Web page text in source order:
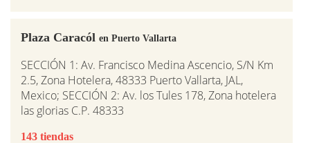
Plaza Caracól en Puerto Vallarta
SECCIÓN 1: Av. Francisco Medina Ascencio, S/N Km
2.5, Zona Hotelera, 48333 Puerto Vallarta, JAL,
Mexico; SECCIÓN 2: Av. los Tules 178, Zona hotelera
las glorias C.P. 48333
143 tiendas